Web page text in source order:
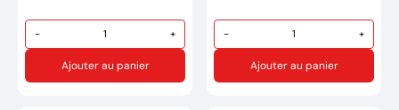
épaisseur 0,8 mm, coupe
ergonomique pour un
contrôle aisé de la torche
TIG
- +
Ajouter au panier
- +
Ajouter au panier